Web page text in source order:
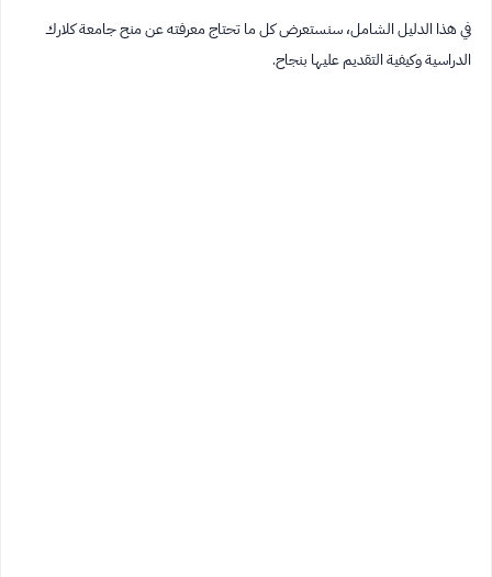
في هذا الدليل الشامل، سنستعرض كل ما تحتاج معرفته عن منح جامعة كلارك
الدراسية وكيفية التقديم عليها بنجاح.